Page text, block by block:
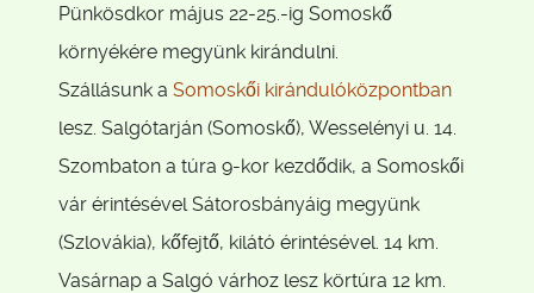
Pünkösdkor május 22-25.-ig Somoskő
környékére megyünk kirándulni.
Szállásunk a Somoskői kirándulóközpontban
lesz. Salgótarján (Somoskő), Wesselényi u. 14.
Szombaton a túra 9-kor kezdődik, a Somoskői
vár érintésével Sátorosbányáig megyünk
(Szlovákia), kőfejtő, kilátó érintésével. 14 km.
Vasárnap a Salgó várhoz lesz körtúra 12 km.